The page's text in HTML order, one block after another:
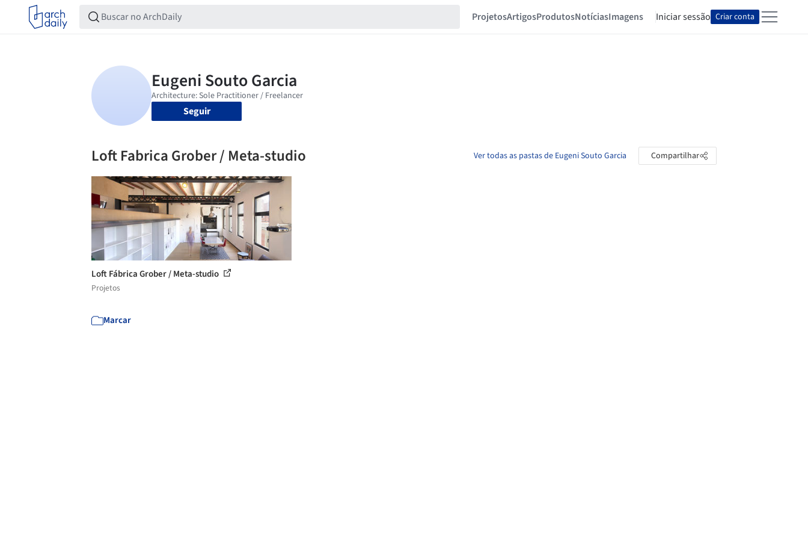
ProjetosArtigosProdutosNotíciasImagens Iniciar sessão Criar conta
Seguir
Loft Fabrica Grober / Meta-studio Ver todas as pastas de Eugeni Souto Garcia Compartilhar
Loft Fábrica Grober / Meta-studio
Projetos
Marcar